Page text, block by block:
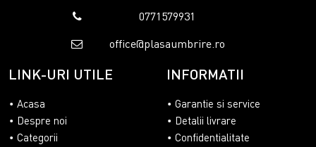
0771579931
office@plasaumbrire.ro
LINK-URI UTILE
Acasa
Despre noi
Categorii
INFORMATII
Garantie si service
Detalii livrare
Confidentialitate